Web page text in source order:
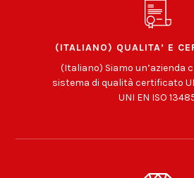
(ITALIANO) QUALITA’ E
(Italiano) Siamo un’azienda
sistema di qualità certificato
UNI EN ISO